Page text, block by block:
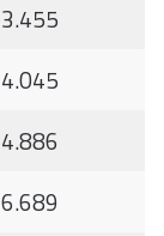
3.455
4.045
4.886
6.689